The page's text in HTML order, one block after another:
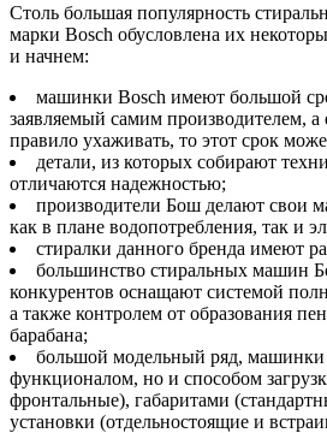
Столь большая популярность
марки Bosch обусловлена их
и начнем:
машинки Bosch имеют большой
заявляемый самим производителем,
правило ухаживать, то этот срок
детали, из которых собирают
отличаются надежностью;
производители Бош делают свои
как в плане водопотребления, так и
стиралки данного бренда имеют
большинство стиральных машин
конкурентов оснащают системой
а также контролем от образования
барабана;
большой модельный ряд, машинки
функционалом, но и способом
фронтальные), габаритами
установки (отдельностоящие и